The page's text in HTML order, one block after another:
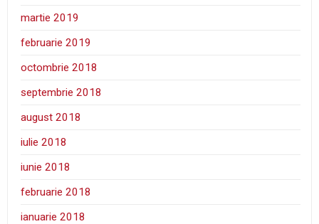
martie 2019
februarie 2019
octombrie 2018
septembrie 2018
august 2018
iulie 2018
iunie 2018
februarie 2018
ianuarie 2018